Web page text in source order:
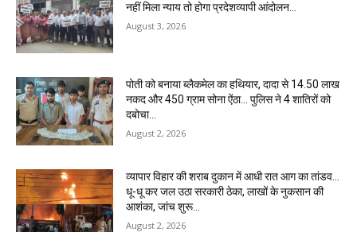
नहीं मिला न्याय तो होगा प्रदेशव्यापी आंदोलन…
August 3, 2026
पोती को बनाया ब्लैकमेल का हथियार, दादा से 14.50 लाख
नकद और 450 ग्राम सोना ऐंठा… पुलिस ने 4 शातिरों को
दबोचा…
August 2, 2026
व्यापार विहार की शराब दुकान में आधी रात आग का तांडव…
धू-धू कर जल उठा सरकारी ठेका, लाखों के नुकसान की
आशंका, जांच शुरू…
August 2, 2026